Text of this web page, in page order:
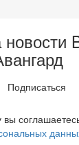
Подписаться